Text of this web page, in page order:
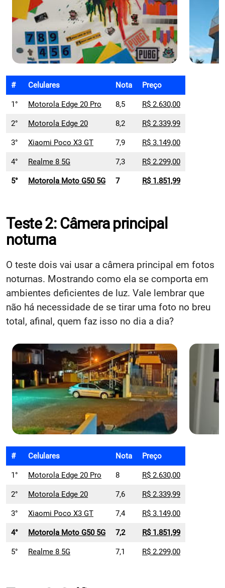
# Celulares Nota Preço
1° Motorola Edge 20 Pro 8,5 R$ 2.630,00
2° Motorola Edge 20 8,2 R$ 2.339,99
3° Xiaomi Poco X3 GT 7,9 R$ 3.149,00
4° Realme 8 5G 7,3 R$ 2.299,00
5° Motorola Moto G50 5G 7 R$ 1.851,99
Teste 2: Câmera principal
noturna
O teste dois vai usar a câmera principal em fotos
noturnas. Mostrando como ela se comporta em
ambientes deficientes de luz. Vale lembrar que
não há necessidade de se tirar uma foto no breu
total, afinal, quem faz isso no dia a dia?
# Celulares Nota Preço
1° Motorola Edge 20 Pro 8 R$ 2.630,00
2° Motorola Edge 20 7,6 R$ 2.339,99
3° Xiaomi Poco X3 GT 7,4 R$ 3.149,00
4° Motorola Moto G50 5G 7,2 R$ 1.851,99
5° Realme 8 5G 7,1 R$ 2.299,00